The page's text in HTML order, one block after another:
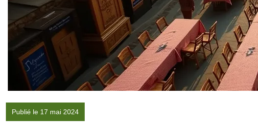
Publié le 17 mai 2024